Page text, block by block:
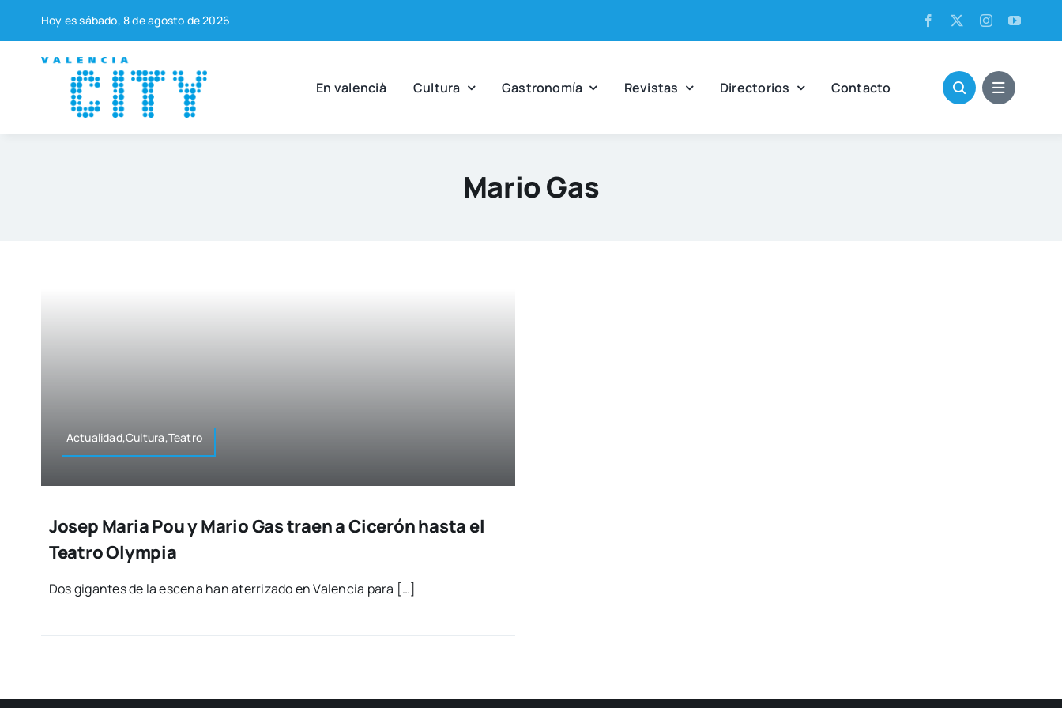
contenido
Hoy es sába­do, 8 de agos­to de 2026
En valen­cià Cul­tu­ra Gas­tro­no­mía Revis­tas Direc­to­rios Con­tac­to
Mario Gas
Actualidad,Cultura,Teatro
Josep Maria Pou y Mario Gas traen a Cicerón hasta el
Teatro Olympia
Dos gigan­tes de la esce­na han ate­rri­za­do en Valen­cia para […]